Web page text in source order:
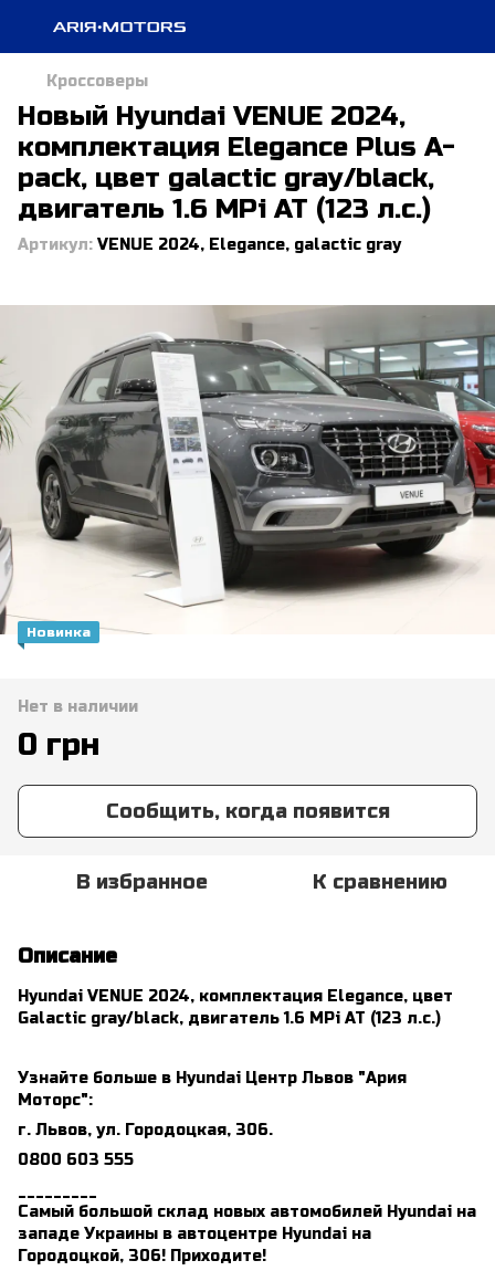
Кроссоверы
Новый Hyundai VENUE 2024,
комплектация Elegance Plus A-
pack, цвет galactic gray/black,
двигатель 1.6 MPi AT (123 л.с.)
Артикул: VENUE 2024, Elegance, galactic gray
Новинка
Нет в наличии
0 грн
Сообщить, когда появится
В избранное К сравнению
Описание
Hyundai VENUE 2024, комплектация Elegance, цвет
Galactic gray/black, двигатель 1.6 MPi AT (123 л.с.)
Узнайте больше в Hyundai Центр Львов "Ария
Моторс":
г. Львов, ул. Городоцкая, 306.
0800 603 555
Самый большой склад новых автомобилей Hyundai на
западе Украины в автоцентре Hyundai на
Городоцкой, 306! Приходите!